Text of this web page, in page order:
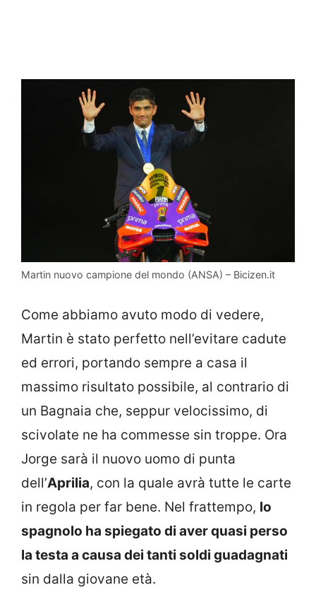
Martin nuovo campione del mondo (ANSA) – Bicizen.it
Come abbiamo avuto modo di vedere,
Martin è stato perfetto nell’evitare cadute
ed errori, portando sempre a casa il
massimo risultato possibile, al contrario di
un Bagnaia che, seppur velocissimo, di
scivolate ne ha commesse sin troppe. Ora
Jorge sarà il nuovo uomo di punta
dell’Aprilia, con la quale avrà tutte le carte
in regola per far bene. Nel frattempo, lo
spagnolo ha spiegato di aver quasi perso
la testa a causa dei tanti soldi guadagnati
sin dalla giovane età.